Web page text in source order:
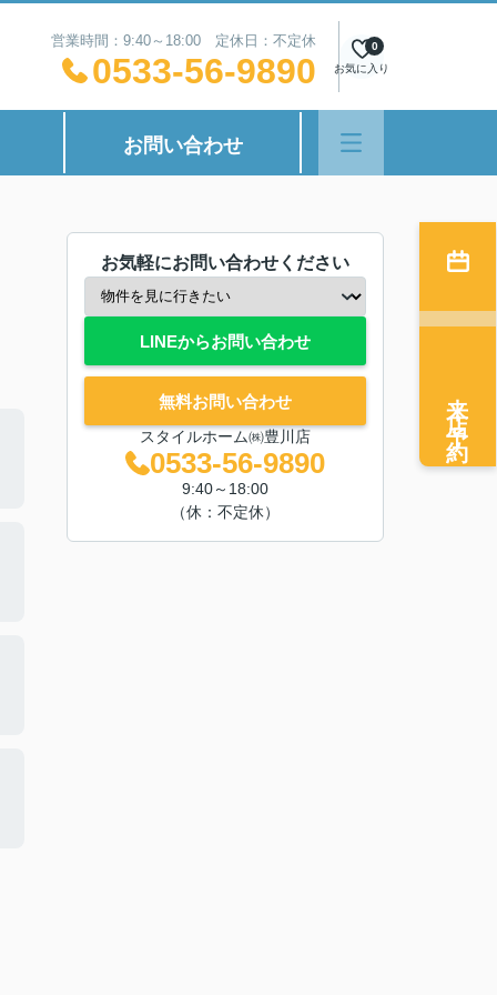
営業時間：9:40～18:00 定休日：不定休
0533-56-9890 お気に入り
0
お問い合わせ
お気軽にお問い合わせください
LINEからお問い合わせ
無料お問い合わせ
スタイルホーム㈱豊川店
0533-56-9890
9:40～18:00
（休：不定休）
来店予約